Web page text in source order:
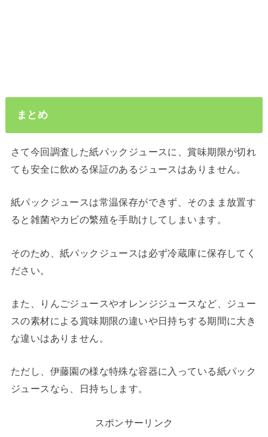
まとめ
さて今回調査した紙パックジュースに、賞味期限が切れ
ても安全に飲める保証のあるジュースはありません。
紙パックジュースは常温保存ができず、そのまま放置す
ると雑菌やカビの繁殖を手助けしてしまいます。
そのため、紙パックジュースは必ず冷蔵庫に保存してく
ださい。
また、りんごジュースやオレンジジュースなど、ジュー
スの素材による賞味期限の違いや日持ちする期間に大き
な違いはありません。
ただし、伊藤園の様な特殊な容器に入っている紙パック
ジュースなら、日持ちします。
スポンサーリンク